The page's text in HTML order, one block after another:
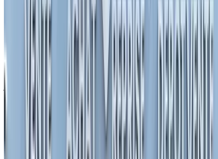
إنشاء حساب
نبذة عن فيات المحركات
فيات، وتُطلق اختصارًا إلى مصنع السيارات الإيطالي في تورينو، هي
شركة تصنيع سيارات إيطالية وتابعة لشركة FCA Italy S.p.A. تُعد
فيات من أكبر شركات تصنيع السيارات في إيطاليا. تم تصنيفها كأكبر
شركات تصنيع السيارات في أوروبا والثالثة في العالم بعد شركتي
جنرال موتورز وفورد على مدار عشرين عامًا، إلى أن حلت أزمة
قطاع السيارات في أواخر ثمانينات القرن الماضي. حازت شركة
السيارات فيا على جوائز دولية عديدة لما تقدمه من مركبات، بما في
ذلك تسع جوائز في جائز سيارة العام في أوروبا أكثر من شركات
التصنيع الأخرى، وكذلك صُنفت من بين أقل مستويات السيارات
انبعاثًا لغاز ثاني أكسيد الكربون مبيعًا في أوروبا. من أكثر سيارات